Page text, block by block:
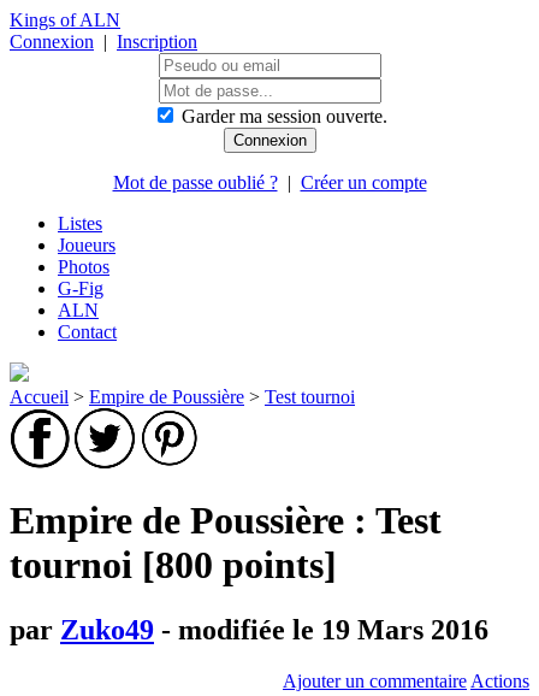
Kings of ALN
Connexion | Inscription
Garder ma session ouverte.
Mot de passe oublié ?| Créer un compte
Listes
Joueurs
Photos
G-Fig
ALN
Contact
Accueil > Empire de Poussière > Test tournoi
Empire de Poussière : Test
tournoi [800 points]
par Zuko49 - modifiée le 19 Mars 2016
Ajouter un commentaire Actions